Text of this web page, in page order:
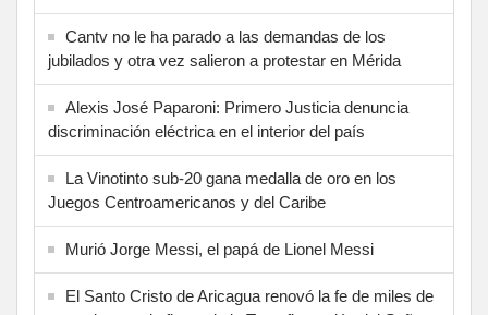
Cantv no le ha parado a las demandas de los
jubilados y otra vez salieron a protestar en Mérida
Alexis José Paparoni: Primero Justicia denuncia
discriminación eléctrica en el interior del país
La Vinotinto sub-20 gana medalla de oro en los
Juegos Centroamericanos y del Caribe
Murió Jorge Messi, el papá de Lionel Messi
El Santo Cristo de Aricagua renovó la fe de miles de